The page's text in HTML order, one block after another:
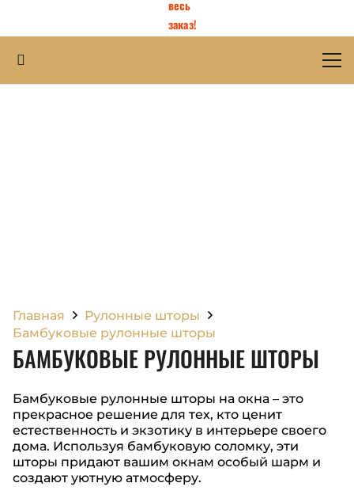
весь
заказ!
Главная
Рулонные шторы
Бамбуковые рулонные шторы
БАМБУКОВЫЕ РУЛОННЫЕ ШТОРЫ
Бамбуковые рулонные шторы на окна – это
прекрасное решение для тех, кто ценит
естественность и экзотику в интерьере своего
дома. Используя бамбуковую соломку, эти
шторы придают вашим окнам особый шарм и
создают уютную атмосферу.